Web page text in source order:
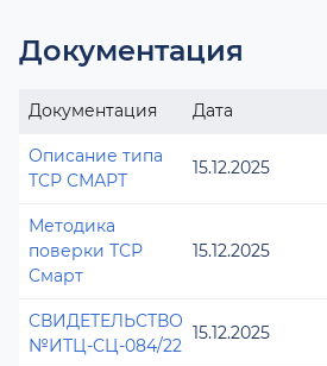
Документация
Документация Дата
Описание типа
ТСР СМАРТ
15.12.2025
Методика
поверки ТСР
Смарт
15.12.2025
СВИДЕТЕЛЬСТВО
№ИТЦ-СЦ-084/22
15.12.2025